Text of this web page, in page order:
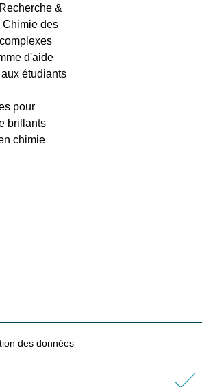
&
Chimie des
d'aide
étudiants
pour
brillants
chimie
des données